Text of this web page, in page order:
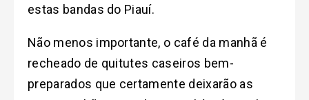
estas bandas do Piauí.
Não menos importante, o café da manhã é
recheado de quitutes caseiros bem-
preparados que certamente deixarão as